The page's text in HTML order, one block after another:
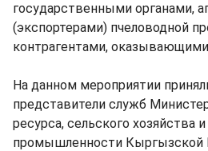
государственными органами,
(экспортерами) пчеловодной
контрагентами, оказывающими
На данном мероприятии
представители служб
ресурса, сельского
промышленности Кыргызской